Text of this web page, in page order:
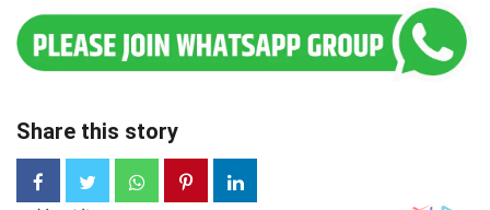
Share this story